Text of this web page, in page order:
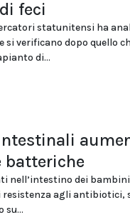
feci
statunitensi ha
si verificano dopo quello
di...
batteriche
nell’intestino dei
resistenza agli antibiotici,
su...